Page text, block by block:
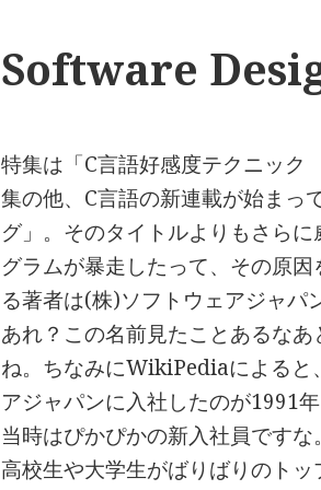
Software
特集は「C言語好感度テクニッ
集の他、C言語の新連載が始まっ
グ」。そのタイトルよりもさら
グラムが暴走したって、その原
る著者は(株)ソフトウェアジャパ
あれ？この名前見たことあるな
ね。ちなみにWikiPediaによると
アジャパンに入社したのが1991
当時はぴかぴかの新入社員です
高校生や大学生がばりばりのト